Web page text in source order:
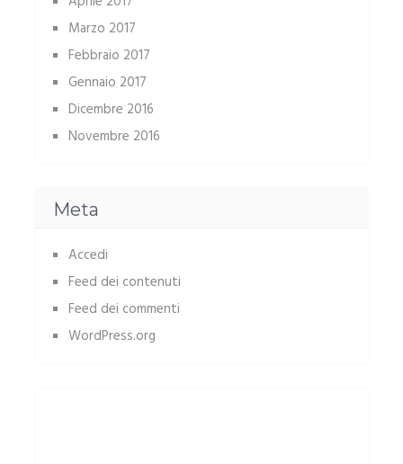
Marzo 2017
Febbraio 2017
Gennaio 2017
Dicembre 2016
Novembre 2016
Meta
Accedi
Feed dei contenuti
Feed dei commenti
WordPress.org